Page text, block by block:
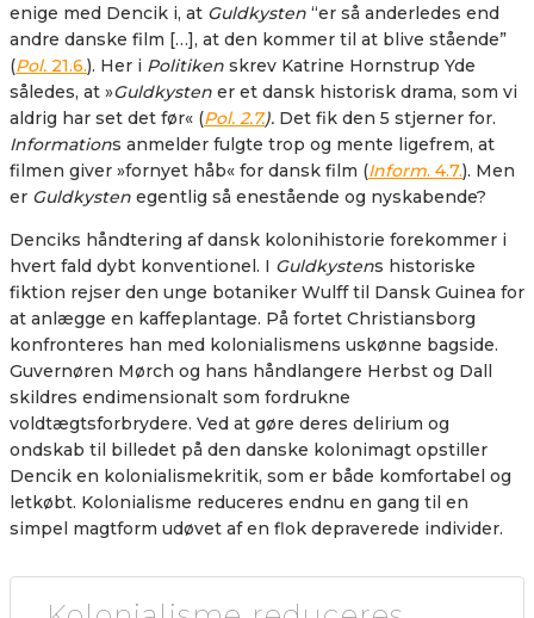
enige med Dencik i, at Guldkysten “er så anderledes end
andre danske film […], at den kommer til at blive stående”
(Pol. 21.6.). Her i Politiken skrev Katrine Hornstrup Yde
således, at »Guldkysten er et dansk historisk drama, som vi
aldrig har set det før« (Pol. 2.7.). Det fik den 5 stjerner for.
Informations anmelder fulgte trop og mente ligefrem, at
filmen giver »fornyet håb« for dansk film (Inform. 4.7.). Men
er Guldkysten egentlig så enestående og nyskabende?
Denciks håndtering af dansk kolonihistorie forekommer i
hvert fald dybt konventionel. I Guldkystens historiske
fiktion rejser den unge botaniker Wulff til Dansk Guinea for
at anlægge en kaffeplantage. På fortet Christiansborg
konfronteres han med kolonialismens uskønne bagside.
Guvernøren Mørch og hans håndlangere Herbst og Dall
skildres endimensionalt som fordrukne
voldtægtsforbrydere. Ved at gøre deres delirium og
ondskab til billedet på den danske kolonimagt opstiller
Dencik en kolonialismekritik, som er både komfortabel og
letkøbt. Kolonialisme reduceres endnu en gang til en
simpel magtform udøvet af en flok depraverede individer.